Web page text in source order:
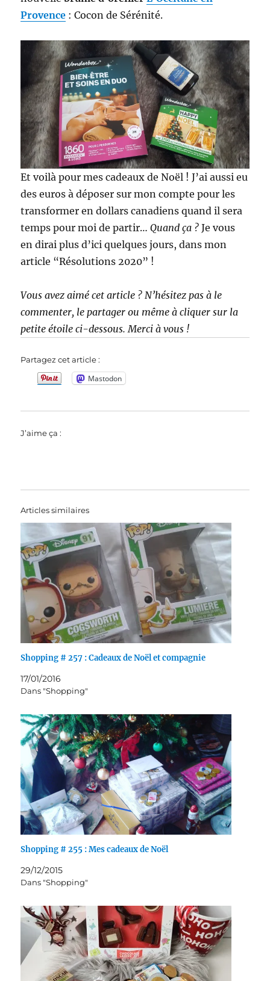
Provence : Cocon de Sérénité.
Et voilà pour mes cadeaux de Noël ! J’ai aussi eu
des euros à déposer sur mon compte pour les
transformer en dollars canadiens quand il sera
temps pour moi de partir…Quand ça ? Je vous
en dirai plus d’ici quelques jours, dans mon
article “Résolutions 2020” !
Vous avez aimé cet article ? N’hésitez pas à le
commenter, le partager ou même à cliquer sur la
petite étoile ci-dessous. Merci à vous !
Partagez cet article :
Mastodon
J’aime ça :
Articles similaires
Shopping # 257 : Cadeaux de Noël et compagnie
17/01/2016
Dans "Shopping"
Shopping # 255 : Mes cadeaux de Noël
29/12/2015
Dans "Shopping"